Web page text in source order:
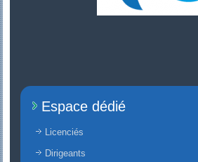
Espace dédié
Licenciés
Dirigeants